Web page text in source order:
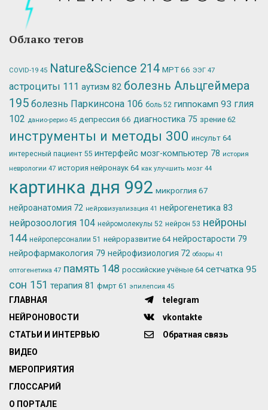
Облако тегов
COVID-19 45 Nature&Science 214 МРТ66 ЭЭГ 47
астроциты 111 аутизм 82 болезнь Альцгеймера
195 болезнь Паркинсона 106 боль 52 гиппокамп 93 глия
102 данио-рерио 45 депрессия 66 диагностика 75 зрение 62
инструменты и методы 300 инсульт 64
интересный пациент 55 интерфейс мозг-компьютер 78 история
неврологии 47 история нейронаук 64 как улучшить мозг 44
картинка дня 992 микроглия 67
нейроанатомия 72 нейровизуализация 41 нейрогенетика 83
нейрозоология 104 нейромолекулы 52 нейрон 53 нейроны
144 нейроперсоналии 51 нейроразвитие 64 нейростарости 79
нейрофармакология 79 нейрофизиология 72 обзоры 41
оптогенетика 47 память 148 российские учёные 64 сетчатка 95
сон 151 терапия 81 фмрт 61 эпилепсия 45
ГЛАВНАЯ
НЕЙРОНОВОСТИ
СТАТЬИ И ИНТЕРВЬЮ
ВИДЕО
МЕРОПРИЯТИЯ
ГЛОССАРИЙ
О ПОРТАЛЕ
telegram
vkontakte
Обратная связь